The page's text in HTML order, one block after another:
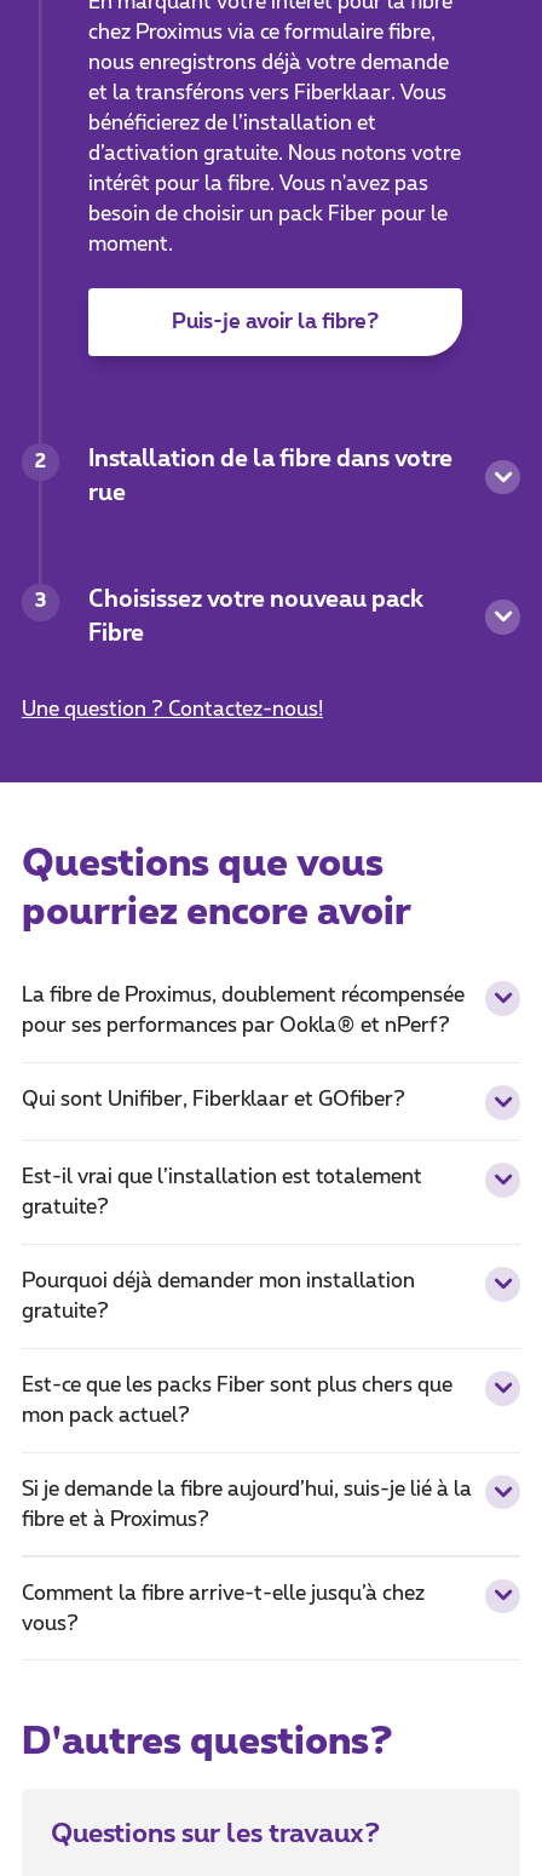
chez Proximus via ce formulaire fibre,
nous enregistrons déjà votre demande
et la transférons vers Fiberklaar. Vous
bénéficierez de l’installation et
d’activation gratuite. Nous notons votre
intérêt pour la fibre. Vous n'avez pas
besoin de choisir un pack Fiber pour le
moment.
Puis-je avoir la fibre?
2
Installation de la fibre dans votre
rue
3
Choisissez votre nouveau pack
Fibre
Une question ? Contactez-nous!
Questions que vous
pourriez encore avoir
La fibre de Proximus, doublement récompensée
pour ses performances par Ookla® et nPerf?
Qui sont Unifiber, Fiberklaar et GOfiber?
Est-il vrai que l’installation est totalement
gratuite?
Pourquoi déjà demander mon installation
gratuite?
Est-ce que les packs Fiber sont plus chers que
mon pack actuel?
Si je demande la fibre aujourd’hui, suis-je lié à la
fibre et à Proximus?
Comment la fibre arrive-t-elle jusqu’à chez
vous?
D'autres questions?
Questions sur les travaux?